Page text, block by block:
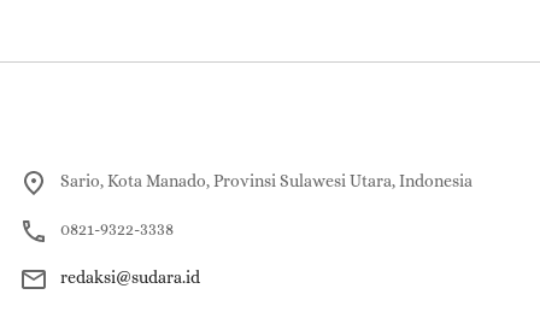
Sario, Kota Manado, Provinsi Sulawesi Utara, Indonesia
0821-9322-3338
redaksi@sudara.id